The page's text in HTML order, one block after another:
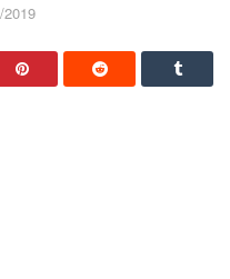
2019